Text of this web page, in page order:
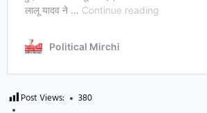
Post Views: 380